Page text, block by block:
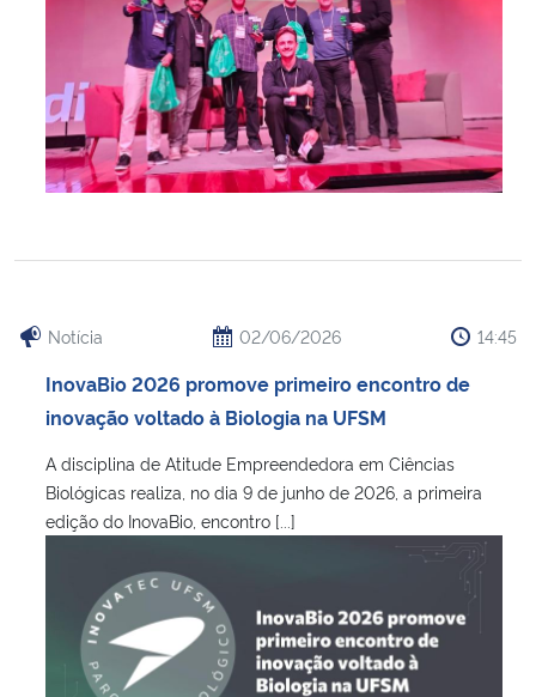
Notícia 02/06/2026 14:45
InovaBio 2026 promove primeiro encontro de
inovação voltado à Biologia na UFSM
A disciplina de Atitude Empreendedora em Ciências
Biológicas realiza, no dia 9 de junho de 2026, a primeira
edição do InovaBio, encontro [...]